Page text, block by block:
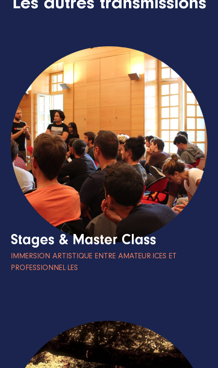
Les autres transmissions
Stages & Master Class
IMMERSION ARTISTIQUE ENTRE AMATEUR·ICES ET
PROFESSIONNEL·LES